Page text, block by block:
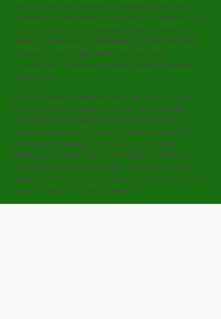
permet à une une centaine d’étudiants d’écoles de
commerce et d’ingénieur (Polytechnique, Centrale, HEC,
ESSEC, ESCP, EDHEC, Dauphine) de se retrouver le
temps d’un weekend. Parallèlement à ce tournoi, nous
proposons une compétition dédiée aux cadres
d’entreprise : le Volkswagen Fleet Solution Executives
Tournament.
Nous souhaitons réellement favoriser la rencontre et
l’échange entre étudiants et entreprises dans une
atmosphère informelle et conviviale. Enfin, nous
innovons cette année pour agir contre l’exclusion des
personnes handicapées et mettre en lumière le
handisport en invitant plusieurs handigolfeurs lors de
nos tournois. Nous sommes fiers de pouvoir compter
année après année sur de grands partenaires tels que
Canal +, RMC et la Société Générale.